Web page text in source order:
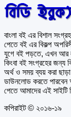
বাংলা বই এর বিশাল
পেতে বই এর বিকল্প
যুগে বই পড়তে, এখন আর
কিংবা বই সংগ্রহের জন্য
অর্থ ও সময় ব্যয় করা
ডাউনলোড করতে পারবেন
পেতে আমাদের এই সাইটি
কপিরাইট © ২০১৬-১৯